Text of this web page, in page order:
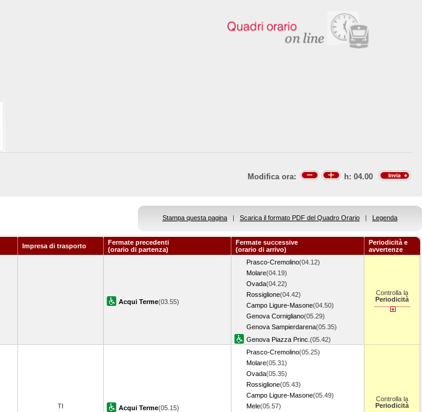
Modifica ora: h: 04.00
Stampa questa pagina | Scarica il formato PDF del Quadro Orario | Legenda
Impresa di trasporto
Fermate precedenti
(orario di partenza)
Fermate successive
(orario di arrivo)
Periodicità e
avvertenze
Acqui Terme(03.55)
Prasco-Cremolino(04.12)
Molare(04.19)
Ovada(04.22)
Rossiglione(04.42)
Campo Ligure-Masone(04.50)
Genova Cornigliano(05.29)
Genova Sampierdarena(05.35)
Genova Piazza Princ. (05.42)
Controlla la
Periodicità
TI Acqui Terme(05.15)
Prasco-Cremolino(05.25)
Molare(05.31)
Ovada(05.35)
Rossiglione(05.43)
Campo Ligure-Masone(05.49)
Mele(05.57)
Controlla la
Periodicità